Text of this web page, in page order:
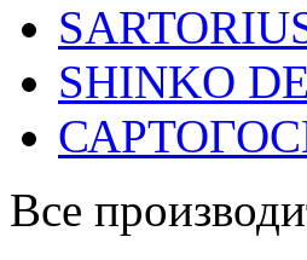
SHINKO
Все